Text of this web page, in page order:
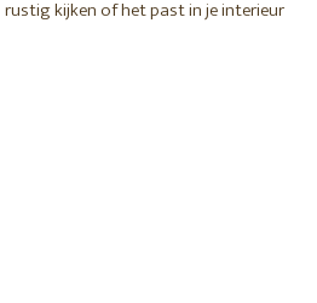
rustig kijken of het past in je interieur